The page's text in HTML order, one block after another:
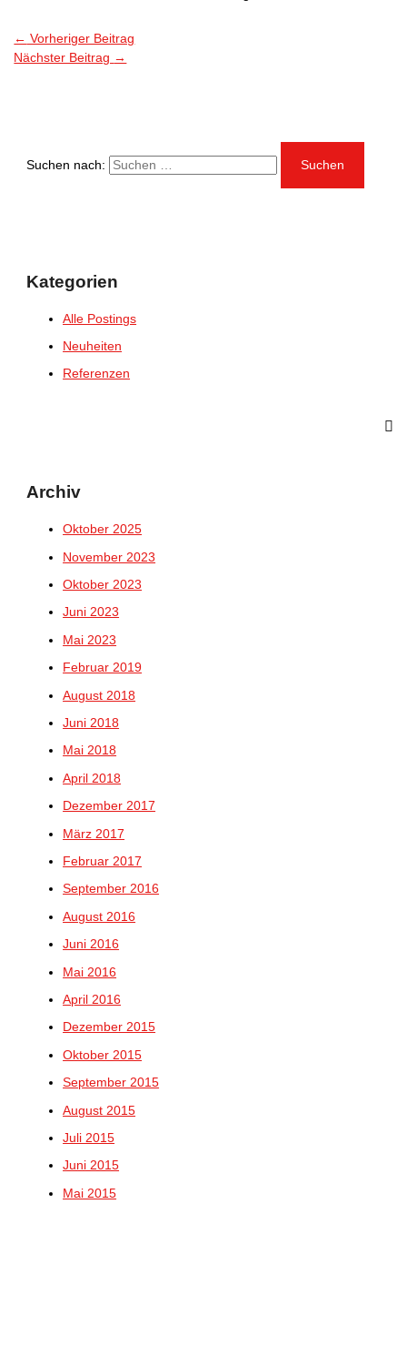
← Vorheriger Beitrag
Nächster Beitrag →
Suchen nach:
Kategorien
Alle Postings
Neuheiten
Referenzen
Archiv
Oktober 2025
November 2023
Oktober 2023
Juni 2023
Mai 2023
Februar 2019
August 2018
Juni 2018
Mai 2018
April 2018
Dezember 2017
März 2017
Februar 2017
September 2016
August 2016
Juni 2016
Mai 2016
April 2016
Dezember 2015
Oktober 2015
September 2015
August 2015
Juli 2015
Juni 2015
Mai 2015